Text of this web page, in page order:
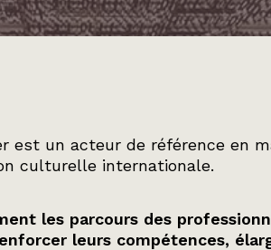
est un acteur de référence en
culturelle internationale.
les parcours des
leurs compétences,